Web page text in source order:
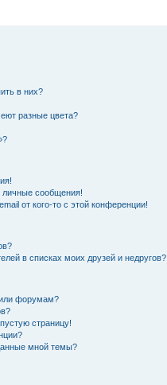
в них?
разные цвета?
личные сообщения!
от кого-то с этой конференции!
в списках моих друзей и недругов?
форумам?
страницу!
мной темы?